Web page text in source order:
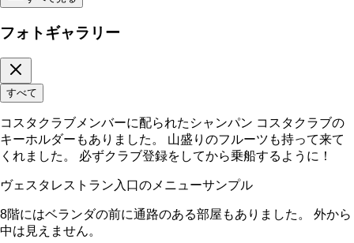
フォトギャラリー
すべて
コスタクラブメンバーに配られたシャンパン コスタクラブの
キーホルダーもありました。 山盛りのフルーツも持って来て
くれました。 必ずクラブ登録をしてから乗船するように！
ヴェスタレストラン入口のメニューサンプル
8階にはベランダの前に通路のある部屋もありました。 外から
中は見えません。